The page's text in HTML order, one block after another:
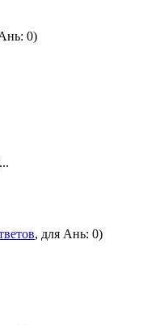
0)
, для Ань: 0)